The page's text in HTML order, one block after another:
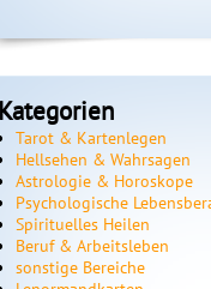
Kategorien
Tarot & Kartenlegen
Hellsehen & Wahrsagen
Astrologie & Horoskope
Psychologische
Spirituelles Heilen
Beruf & Arbeitsleben
sonstige Bereiche